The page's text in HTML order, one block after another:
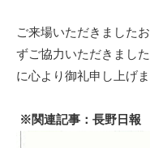
ご来場いただきました
ずご協力いただきまし
に心より御礼申し上げま
※関連記事：長野日報